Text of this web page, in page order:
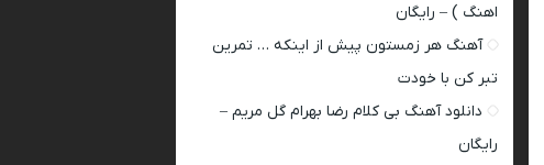
اهنگ ) – رایگان
آهنگ هر زمستون پیش از اینکه … تمرین
تبر کن با خودت
دانلود آهنگ بی کلام رضا بهرام گل مریم –
رایگان